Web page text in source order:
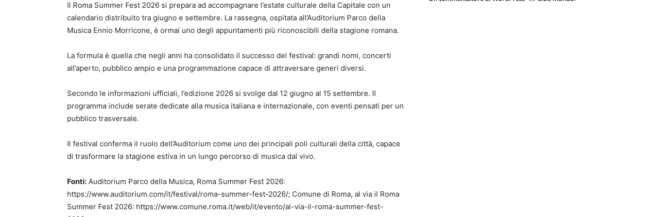
Il Roma Summer Fest 2026 si prepara ad accompagnare l’estate culturale della Capitale con un
calendario distribuito tra giugno e settembre. La rassegna, ospitata all’Auditorium Parco della
Musica Ennio Morricone, è ormai uno degli appuntamenti più riconoscibili della stagione romana.
La formula è quella che negli anni ha consolidato il successo del festival: grandi nomi, concerti
all’aperto, pubblico ampio e una programmazione capace di attraversare generi diversi.
Secondo le informazioni ufficiali, l’edizione 2026 si svolge dal 12 giugno al 15 settembre. Il
programma include serate dedicate alla musica italiana e internazionale, con eventi pensati per un
pubblico trasversale.
Il festival conferma il ruolo dell’Auditorium come uno dei principali poli culturali della città, capace
di trasformare la stagione estiva in un lungo percorso di musica dal vivo.
Fonti: Auditorium Parco della Musica, Roma Summer Fest 2026:
https://www.auditorium.com/it/festival/roma-summer-fest-2026/; Comune di Roma, al via il Roma
Summer Fest 2026: https://www.comune.roma.it/web/it/evento/al-via-il-roma-summer-fest-